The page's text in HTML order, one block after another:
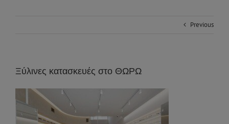
Previous
Ξύλινες κατασκευές στο ΘΩΡΩ